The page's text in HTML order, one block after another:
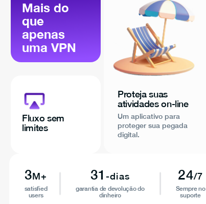
Mais do
que
apenas
uma VPN
Fluxo sem
limites
Proteja suas
atividades on-line
Um aplicativo para
proteger sua pegada
digital.
3M+
satisfied
users
31-dias
garantia de devolução do
dinheiro
24/7
Sempre no
suporte